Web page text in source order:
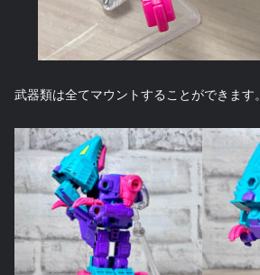
武器類は全てマウントすることができます。